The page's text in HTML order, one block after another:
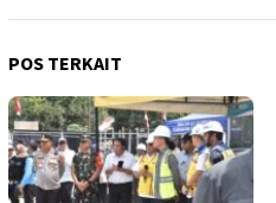
POS TERKAIT